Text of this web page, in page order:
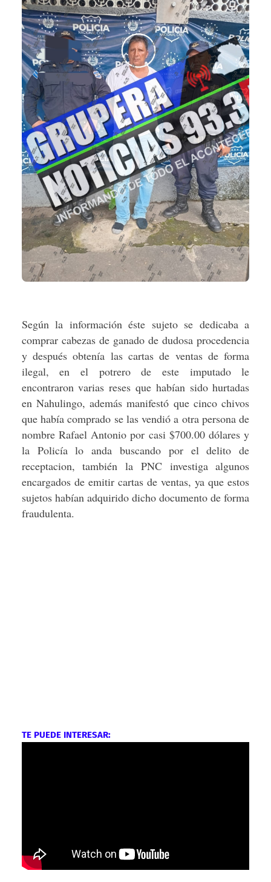
Según la información éste sujeto se dedicaba a
comprar cabezas de ganado de dudosa procedencia
y después obtenía las cartas de ventas de forma
ilegal, en el potrero de este imputado le
encontraron varias reses que habían sido hurtadas
en Nahulingo, además manifestó que cinco chivos
que había comprado se las vendió a otra persona de
nombre Rafael Antonio por casi $700.00 dólares y
la Policía lo anda buscando por el delito de
receptacion, también la PNC investiga algunos
encargados de emitir cartas de ventas, ya que estos
sujetos habían adquirido dicho documento de forma
fraudulenta.
TE PUEDE INTERESAR: